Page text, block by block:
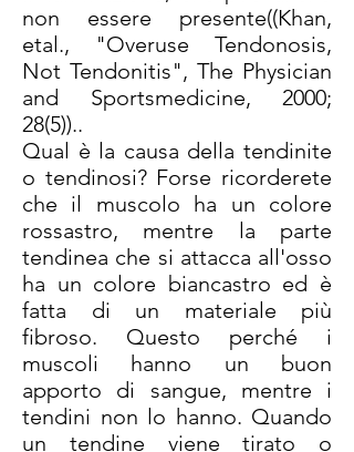
non essere presente((Khan,
etal., "Overuse Tendonosis,
Not Tendonitis", The Physician
and Sportsmedicine, 2000;
28(5))..
Qual è la causa della tendinite
o tendinosi? Forse ricorderete
che il muscolo ha un colore
rossastro, mentre la parte
tendinea che si attacca all'osso
ha un colore biancastro ed è
fatta di un materiale più
fibroso. Questo perché i
muscoli hanno un buon
apporto di sangue, mentre i
tendini non lo hanno. Quando
un tendine viene tirato o